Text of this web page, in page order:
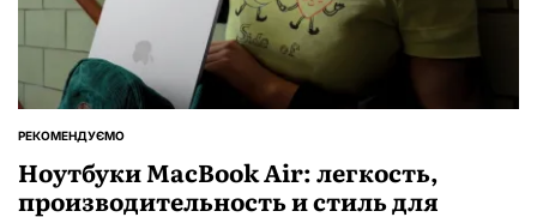
ОПУБЛІКУВАТИ
РЕКОМЕНДУЄМО
Ноутбуки MacBook Air: легкость,
производительность и стиль для